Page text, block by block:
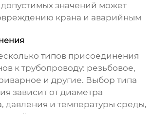
значений может
крана и аварийным
типов присоединения
к трубопроводу: резьбовое,
и другие. Выбор типа
зависит от диаметра
давления и температуры среды,